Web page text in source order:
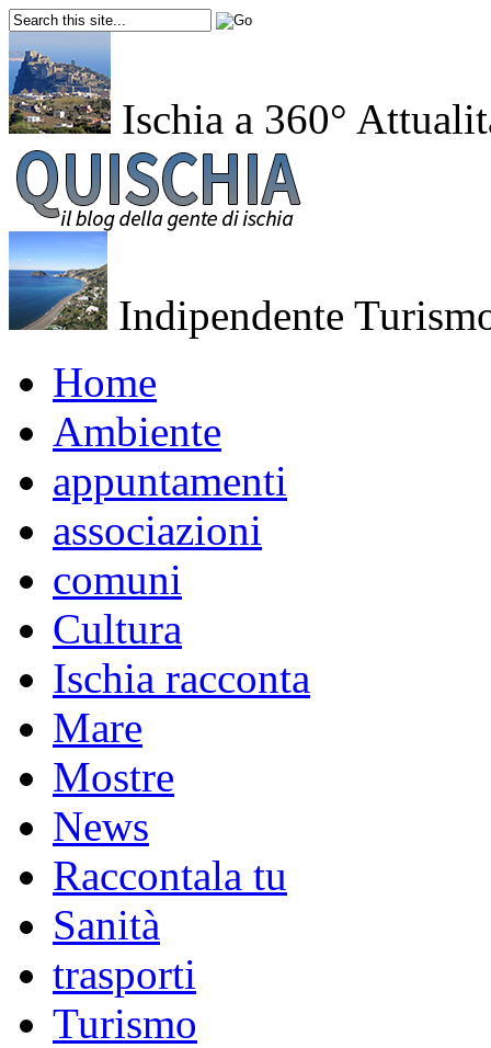
Ischia a 360°
Indipendente
Home
Ambiente
appuntamenti
associazioni
comuni
Cultura
Ischia racconta
Mare
Mostre
News
Raccontala tu
Sanità
trasporti
Turismo